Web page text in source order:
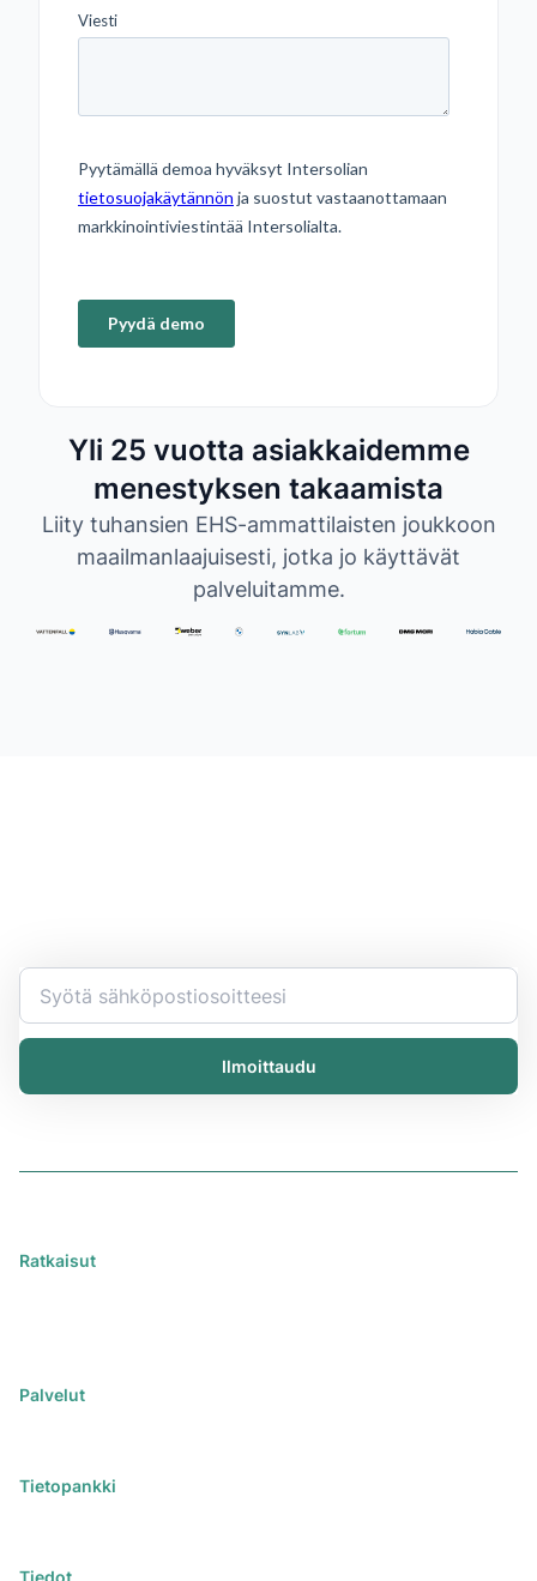
Yli 25 vuotta asiakkaidemme
menestyksen takaamista
Liity tuhansien EHS-ammattilaisten joukkoon
maailmanlaajuisesti, jotka jo käyttävät
palveluitamme.
Ilmoittaudu
Ratkaisut
Palvelut
Tietopankki
Tiedot